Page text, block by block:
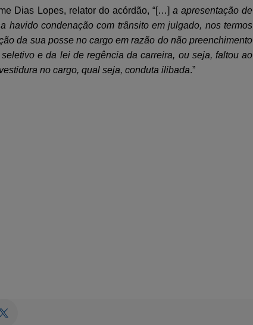
Dias Lopes, relator do acórdão, “[…] a apresentação de
havido condenação com trânsito em julgado, nos termos
da sua posse no cargo em razão do não preenchimento
e da lei de regência da carreira, ou seja, faltou ao
no cargo, qual seja, conduta ilibada.”